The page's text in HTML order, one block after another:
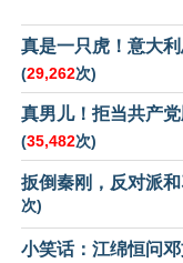
真是一只虎！意大
(29,262次)
真男儿！拒当共产
(35,482次)
扳倒秦刚，反对派
次)
小笑话：江绵恒问